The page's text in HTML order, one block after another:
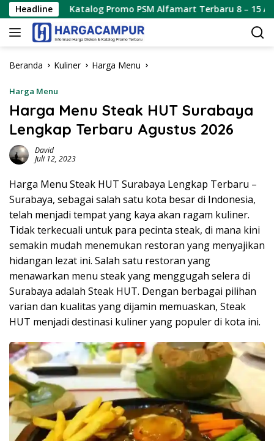
Langsung
ke
konten
Headline
Katalog Promo PSM Alfamart Terbaru 8 – 15 Agustus 2026
Beranda Kuliner Harga Menu
Harga Menu
Harga Menu Steak HUT Surabaya
Lengkap Terbaru Agustus 2026
David
Juli 12, 2023
Harga Menu Steak HUT Surabaya Lengkap Terbaru –
Surabaya, sebagai salah satu kota besar di Indonesia,
telah menjadi tempat yang kaya akan ragam kuliner.
Tidak terkecuali untuk para pecinta steak, di mana kini
semakin mudah menemukan restoran yang menyajikan
hidangan lezat ini. Salah satu restoran yang
menawarkan menu steak yang menggugah selera di
Surabaya adalah Steak HUT. Dengan berbagai pilihan
varian dan kualitas yang dijamin memuaskan, Steak
HUT menjadi destinasi kuliner yang populer di kota ini.